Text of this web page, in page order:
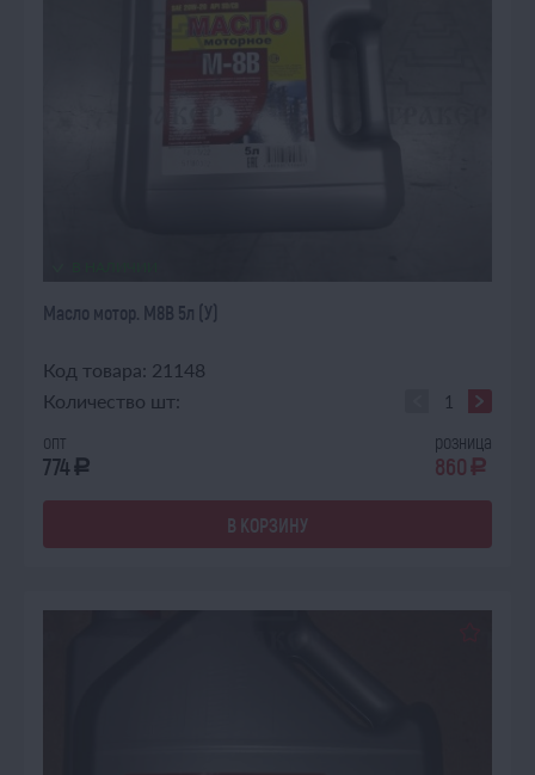
Масло мотор. М8В 5л (У)
Код товара: 21148
Количество шт:
опт
774 a
розница
860 a
В КОРЗИНУ